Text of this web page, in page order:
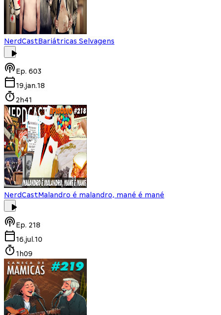
NerdCastBariátricas Selvagens
Ep. 603
19.jan.18
2h41
NerdCastMalandro é malandro, mané é mané
Ep. 218
16.jul.10
1h09